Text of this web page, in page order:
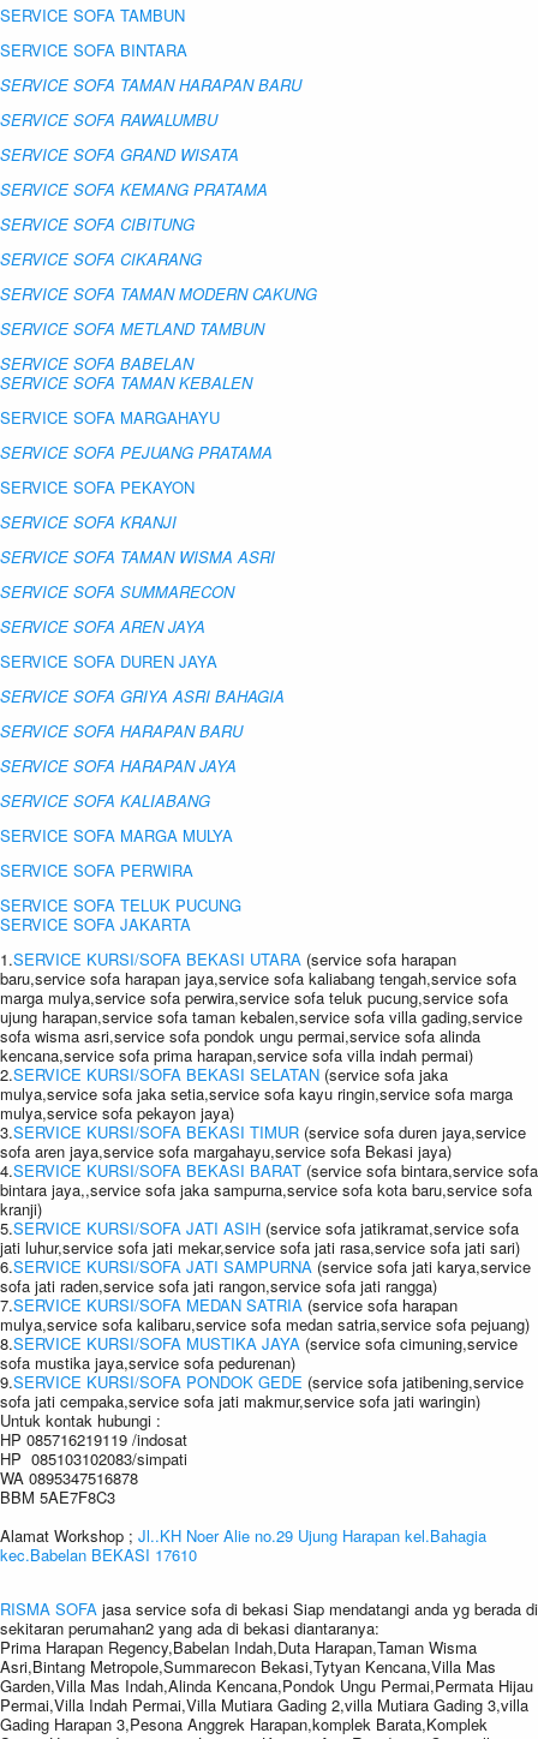
SERVICE SOFA TAMBUN
SERVICE SOFA BINTARA
SERVICE SOFA TAMAN HARAPAN BARU
SERVICE SOFA RAWALUMBU
SERVICE SOFA GRAND WISATA
SERVICE SOFA KEMANG PRATAMA
SERVICE SOFA CIBITUNG
SERVICE SOFA CIKARANG
SERVICE SOFA TAMAN MODERN CAKUNG
SERVICE SOFA METLAND TAMBUN
SERVICE SOFA BABELAN
SERVICE SOFA TAMAN KEBALEN
SERVICE SOFA MARGAHAYU
SERVICE SOFA PEJUANG PRATAMA
SERVICE SOFA PEKAYON
SERVICE SOFA KRANJI
SERVICE SOFA TAMAN WISMA ASRI
SERVICE SOFA SUMMARECON
SERVICE SOFA AREN JAYA
SERVICE SOFA DUREN JAYA
SERVICE SOFA GRIYA ASRI BAHAGIA
SERVICE SOFA HARAPAN BARU
SERVICE SOFA HARAPAN JAYA
SERVICE SOFA KALIABANG
SERVICE SOFA MARGA MULYA
SERVICE SOFA PERWIRA
SERVICE SOFA TELUK PUCUNG
SERVICE SOFA JAKARTA
1.SERVICE KURSI/SOFA BEKASI UTARA (service sofa harapan
baru,service sofa harapan jaya,service sofa kaliabang tengah,service sofa
marga mulya,service sofa perwira,service sofa teluk pucung,service sofa
ujung harapan,service sofa taman kebalen,service sofa villa gading,service
sofa wisma asri,service sofa pondok ungu permai,service sofa alinda
kencana,service sofa prima harapan,service sofa villa indah permai)
2.SERVICE KURSI/SOFA BEKASI SELATAN (service sofa jaka
mulya,service sofa jaka setia,service sofa kayu ringin,service sofa marga
mulya,service sofa pekayon jaya)
3.SERVICE KURSI/SOFA BEKASI TIMUR (service sofa duren jaya,service
sofa aren jaya,service sofa margahayu,service sofa Bekasi jaya)
4.SERVICE KURSI/SOFA BEKASI BARAT (service sofa bintara,service sofa
bintara jaya,,service sofa jaka sampurna,service sofa kota baru,service sofa
kranji)
5.SERVICE KURSI/SOFA JATI ASIH (service sofa jatikramat,service sofa
jati luhur,service sofa jati mekar,service sofa jati rasa,service sofa jati sari)
6.SERVICE KURSI/SOFA JATI SAMPURNA (service sofa jati karya,service
sofa jati raden,service sofa jati rangon,service sofa jati rangga)
7.SERVICE KURSI/SOFA MEDAN SATRIA (service sofa harapan
mulya,service sofa kalibaru,service sofa medan satria,service sofa pejuang)
8.SERVICE KURSI/SOFA MUSTIKA JAYA (service sofa cimuning,service
sofa mustika jaya,service sofa pedurenan)
9.SERVICE KURSI/SOFA PONDOK GEDE (service sofa jatibening,service
sofa jati cempaka,service sofa jati makmur,service sofa jati waringin)
Untuk kontak hubungi :
HP 085716219119 /indosat
HP 085103102083/simpati
WA 0895347516878
BBM 5AE7F8C3
Alamat Workshop ; Jl..KH Noer Alie no.29 Ujung Harapan kel.Bahagia
kec.Babelan BEKASI 17610
RISMA SOFA jasa service sofa di bekasi Siap mendatangi anda yg berada di
sekitaran perumahan2 yang ada di bekasi diantaranya:
Prima Harapan Regency,Babelan Indah,Duta Harapan,Taman Wisma
Asri,Bintang Metropole,Summarecon Bekasi,Tytyan Kencana,Villa Mas
Garden,Villa Mas Indah,Alinda Kencana,Pondok Ungu Permai,Permata Hijau
Permai,Villa Indah Permai,Villa Mutiara Gading 2,villa Mutiara Gading 3,villa
Gading Harapan 3,Pesona Anggrek Harapan,komplek Barata,Komplek